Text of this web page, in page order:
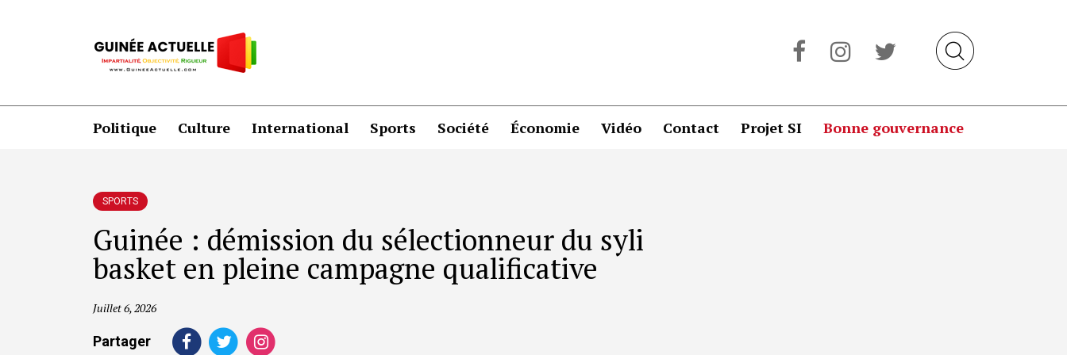
Politique Culture International Sports Société Économie Vidéo Contact Projet SI Bonne gouvernance
SPORTS
Guinée : démission du sélectionneur du syli
basket en pleine campagne qualificative
Juillet 6, 2026
Partager